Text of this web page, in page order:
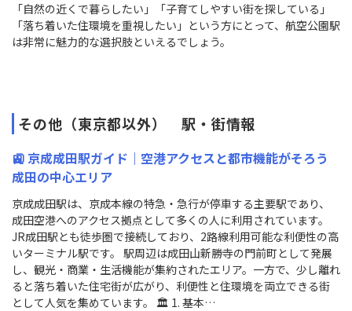
「自然の近くで暮らしたい」「子育てしやすい街を探している」
「落ち着いた住環境を重視したい」という方にとって、航空公園駅
は非常に魅力的な選択肢といえるでしょう。
その他（東京都以外） 駅・街情報
🚉 京成成田駅ガイド｜空港アクセスと都市機能がそろう
成田の中心エリア
京成成田駅は、京成本線の特急・急行が停車する主要駅であり、
成田空港へのアクセス拠点として多くの人に利用されています。
JR成田駅とも徒歩圏で接続しており、2路線利用可能な利便性の高
いターミナル駅です。 駅周辺は成田山新勝寺の門前町として発展
し、観光・商業・生活機能が集約されたエリア。一方で、少し離れ
ると落ち着いた住宅街が広がり、利便性と住環境を両立できる街
として人気を集めています。 🏛 1. 基本…